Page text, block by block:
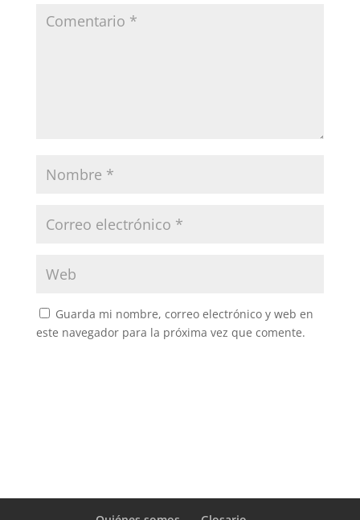
Guarda mi nombre, correo electrónico y web en
este navegador para la próxima vez que comente.